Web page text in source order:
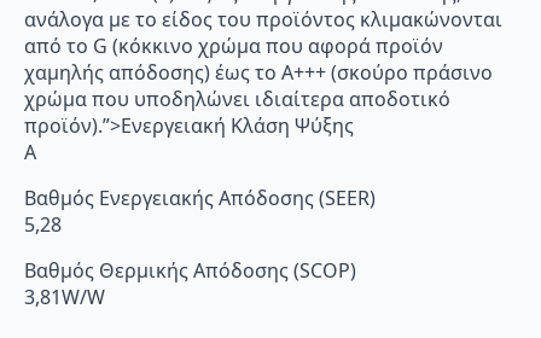
ανάλογα με το είδος του προϊόντος κλιμακώνονται
από το G (κόκκινο χρώμα που αφορά προϊόν
χαμηλής απόδοσης) έως το Α+++ (σκούρο πράσινο
χρώμα που υποδηλώνει ιδιαίτερα αποδοτικό
προϊόν).”>Ενεργειακή Κλάση Ψύξης
A
Βαθμός Ενεργειακής Απόδοσης (SEER)
5,28
Βαθμός Θερμικής Απόδοσης (SCOP)
3,81W/W